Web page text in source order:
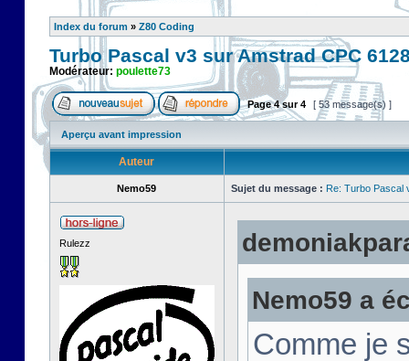
Index du forum » Z80 Coding
Turbo Pascal v3 sur Amstrad CPC
Modérateur: poulette73
Page4sur4 [ 53 message(s) ]
Aperçu avant impression
Auteur
Nemo59 Sujet du message : Re: Turbo Pascal
Rulezz
Nemo59 a
Comme je